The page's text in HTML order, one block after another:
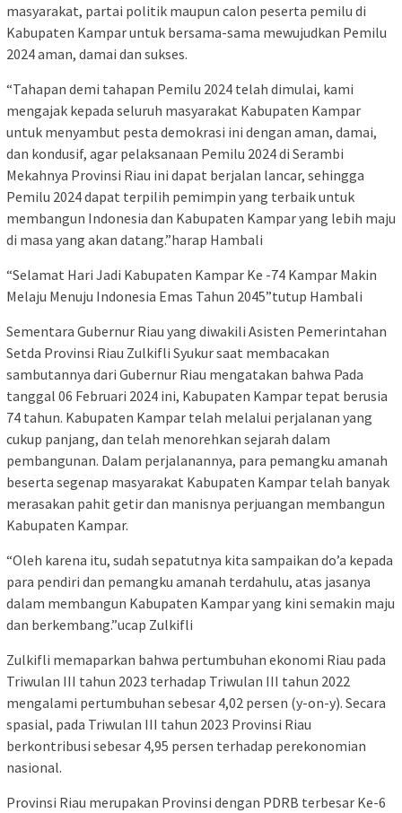
masyarakat, partai politik maupun calon peserta pemilu di
Kabupaten Kampar untuk bersama-sama mewujudkan Pemilu
2024 aman, damai dan sukses.
“Tahapan demi tahapan Pemilu 2024 telah dimulai, kami
mengajak kepada seluruh masyarakat Kabupaten Kampar
untuk menyambut pesta demokrasi ini dengan aman, damai,
dan kondusif, agar pelaksanaan Pemilu 2024 di Serambi
Mekahnya Provinsi Riau ini dapat berjalan lancar, sehingga
Pemilu 2024 dapat terpilih pemimpin yang terbaik untuk
membangun Indonesia dan Kabupaten Kampar yang lebih maju
di masa yang akan datang.”harap Hambali
“Selamat Hari Jadi Kabupaten Kampar Ke -74 Kampar Makin
Melaju Menuju Indonesia Emas Tahun 2045”tutup Hambali
Sementara Gubernur Riau yang diwakili Asisten Pemerintahan
Setda Provinsi Riau Zulkifli Syukur saat membacakan
sambutannya dari Gubernur Riau mengatakan bahwa Pada
tanggal 06 Februari 2024 ini, Kabupaten Kampar tepat berusia
74 tahun. Kabupaten Kampar telah melalui perjalanan yang
cukup panjang, dan telah menorehkan sejarah dalam
pembangunan. Dalam perjalanannya, para pemangku amanah
beserta segenap masyarakat Kabupaten Kampar telah banyak
merasakan pahit getir dan manisnya perjuangan membangun
Kabupaten Kampar.
“Oleh karena itu, sudah sepatutnya kita sampaikan do’a kepada
para pendiri dan pemangku amanah terdahulu, atas jasanya
dalam membangun Kabupaten Kampar yang kini semakin maju
dan berkembang.”ucap Zulkifli
Zulkifli memaparkan bahwa pertumbuhan ekonomi Riau pada
Triwulan III tahun 2023 terhadap Triwulan III tahun 2022
mengalami pertumbuhan sebesar 4,02 persen (y-on-y). Secara
spasial, pada Triwulan III tahun 2023 Provinsi Riau
berkontribusi sebesar 4,95 persen terhadap perekonomian
nasional.
Provinsi Riau merupakan Provinsi dengan PDRB terbesar Ke-6